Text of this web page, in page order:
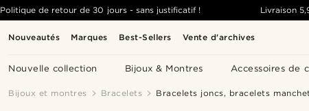
Nouveautés Marques Best-Sellers Vente d'archives
Nouvelle collection Bijoux & Montres Accessoires de
Politique de retour de 30 jours - sans justificatif ! Livraison
Bijoux et montres Bracelets Bracelets joncs, bracelets